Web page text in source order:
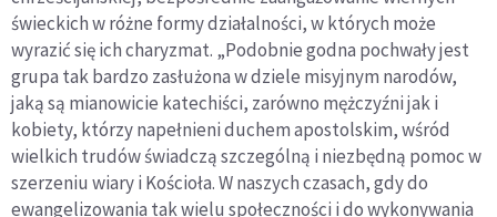
świeckich w różne formy działalności, w których może
wyrazić się ich charyzmat. „Podobnie godna pochwały jest
grupa tak bardzo zasłużona w dziele misyjnym narodów,
jaką są mianowicie katechiści, zarówno mężczyźni jak i
kobiety, którzy napełnieni duchem apostolskim, wśród
wielkich trudów świadczą szczególną i niezbędną pomoc w
szerzeniu wiary i Kościoła. W naszych czasach, gdy do
ewangelizowania tak wielu społeczności i do wykonywania